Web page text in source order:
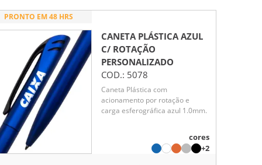
PRONTO EM 48 HRS
CANETA PLÁSTICA AZUL
C/ ROTAÇÃO
PERSONALIZADO
COD.: 5078
Caneta Plástica com
acionamento por rotação e
carga esferográfica azul 1.0mm.
cores
+2